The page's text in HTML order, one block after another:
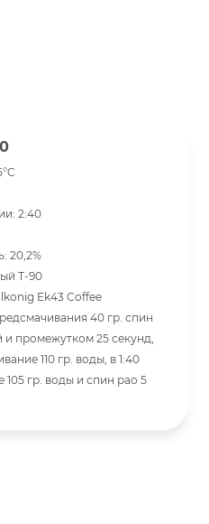
2:40
20,2%
Т-90
Ek43 Coffee
40 гр. спин
и промежутком 25 секунд,
110 гр. воды, в 1:40
105 гр. воды и спин рао 5